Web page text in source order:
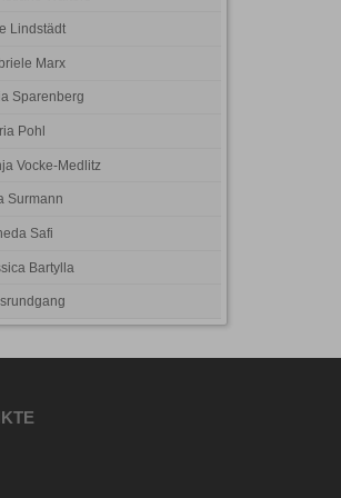
Lindstädt
Marx
Sparenberg
Pohl
Vocke-Medlitz
Surmann
Safi
Bartylla